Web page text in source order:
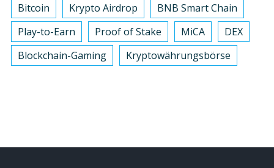
Bitcoin
Krypto Airdrop
BNB Smart Chain
Play-to-Earn
Proof of Stake MiCA
DEX
Blockchain-Gaming
Kryptowährungsbörse